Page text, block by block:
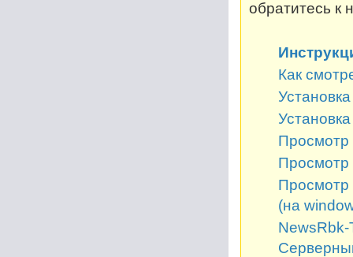
обратитесь к
Как
Просмотр
Просмотр
Просмотр
(на